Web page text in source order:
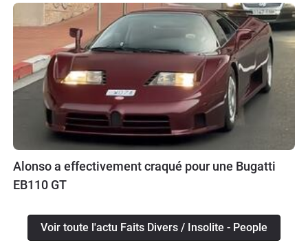
Alonso a effectivement craqué pour une Bugatti
EB110 GT
Voir toute l'actu Faits Divers / Insolite - People